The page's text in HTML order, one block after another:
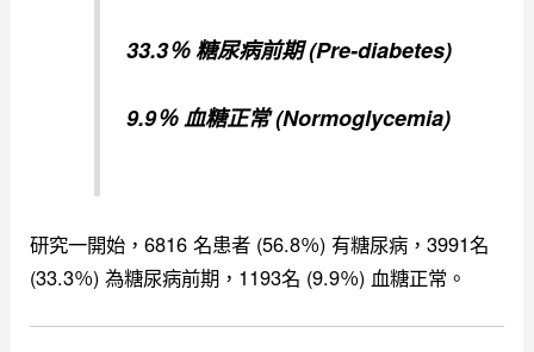
33.3％ 糖尿病前期 (Pre-diabetes)
9.9％ 血糖正常 (Normoglycemia)
研究一開始，6816 名患者 (56.8％) 有糖尿病，3991名
(33.3％) 為糖尿病前期，1193名 (9.9％) 血糖正常。